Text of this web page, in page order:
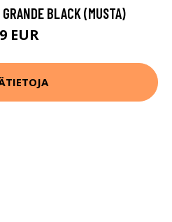
BLACK (MUSTA)
EUR